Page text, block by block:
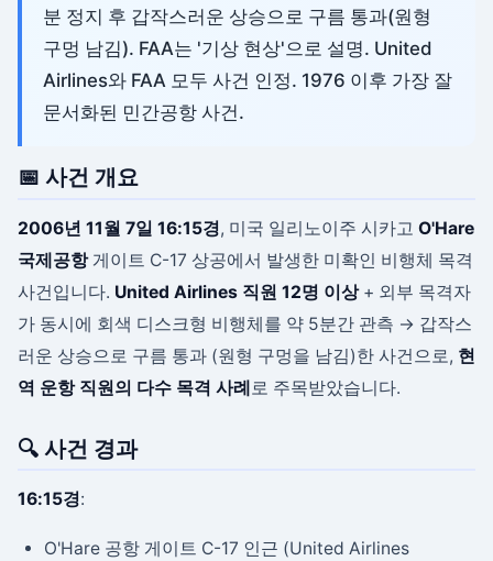
분 정지 후 갑작스러운 상승으로 구름 통과(원형
구멍 남김). FAA는 '기상 현상'으로 설명. United
Airlines와 FAA 모두 사건 인정. 1976 이후 가장 잘
문서화된 민간공항 사건.
📅 사건 개요
2006년 11월 7일 16:15경, 미국 일리노이주 시카고 O'Hare
국제공항게이트 C-17 상공에서 발생한 미확인 비행체 목격
사건입니다. United Airlines 직원 12명 이상+ 외부 목격자
가 동시에 회색 디스크형 비행체를 약 5분간 관측 → 갑작스
러운 상승으로 구름 통과 (원형 구멍을 남김)한 사건으로, 현
역 운항 직원의 다수 목격 사례로 주목받았습니다.
🔍 사건 경과
16:15경:
O'Hare 공항 게이트 C-17 인근 (United Airlines